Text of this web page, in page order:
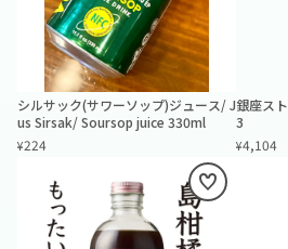
シルサック(サワーソップ)ジュース/ J
us Sirsak/ Soursop juice 330ml
¥224
銀座ス
3
¥4,104